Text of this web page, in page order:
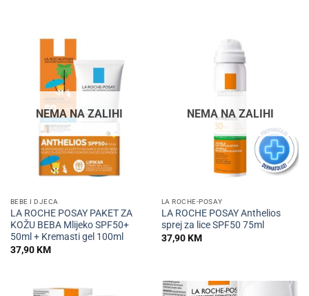
NEMA NA ZALIHI
BEBE I DJECA
LA ROCHE POSAY PAKET ZA
KOŽU BEBA Mlijeko SPF50+
50ml + Kremasti gel 100ml
37,90KM
NEMA NA ZALIHI
LA ROCHE-POSAY
LA ROCHE POSAY Anthelios
sprej za lice SPF50 75ml
37,90KM